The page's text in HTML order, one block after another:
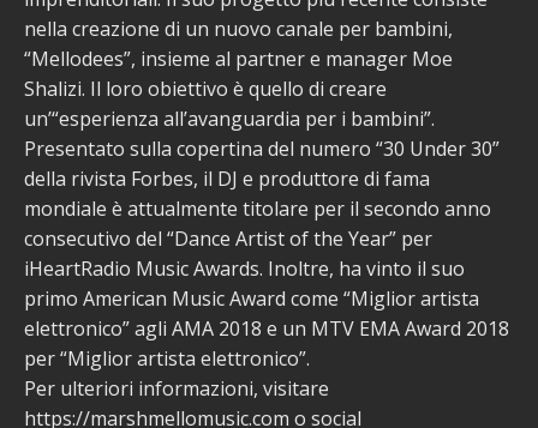
nella creazione di un nuovo canale per bambini,
“Mellodees”, insieme al partner e manager Moe
Shalizi. Il loro obiettivo è quello di creare
un’“esperienza all’avanguardia per i bambini”.
Presentato sulla copertina del numero “30 Under 30”
della rivista Forbes, il DJ e produttore di fama
mondiale è attualmente titolare per il secondo anno
consecutivo del “Dance Artist of the Year” per
iHeartRadio Music Awards. Inoltre, ha vinto il suo
primo American Music Award come “Miglior artista
elettronico” agli AMA 2018 e un MTV EMA Award 2018
per “Miglior artista elettronico”.
Per ulteriori informazioni, visitare
https://marshmellomusic.com o social